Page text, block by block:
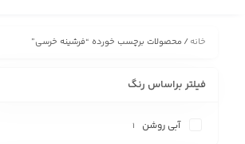
خانه/ محصولات برچسب خورده “فرشینه خرسی”
فیلتر براساس رنگ
آبی روشن 1